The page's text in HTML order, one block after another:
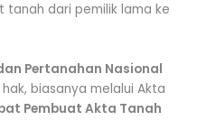
dari pemilik lama ke
Pertanahan Nasional
biasanya melalui Akta
Pembuat Akta Tanah